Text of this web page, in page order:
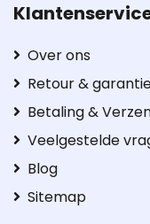
Over ons
Retour &
Betaling &
Veelgestelde
Blog
Sitemap